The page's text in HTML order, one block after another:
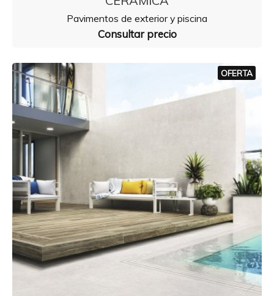
Pavimentos de exterior y piscina
Consultar precio
OFERTA